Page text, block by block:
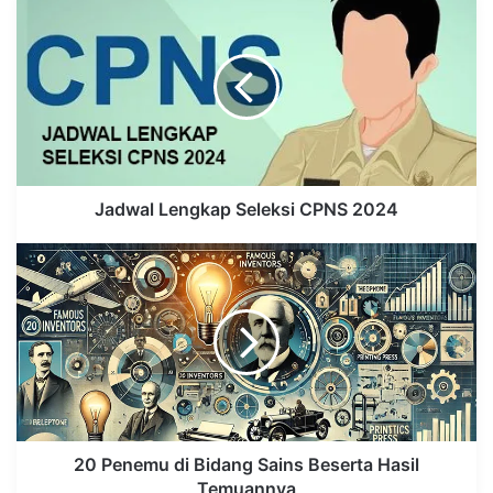
Masa Perjanjian Kerja minimal 1
(satu) tahun dan telah
mendapatkan persetujuan dari
PPK atau Pyb.”
Aba Subagja menyatakan bahwa PPPK yang
memenuhi syarat diberikan kesempatan
untuk melamar CPNS 2024. Selama proses
seleksi berlangsung, PPPK tidak diwajibkan
untuk mengundurkan diri dari posisinya.
Pengunduran diri dari PPPK hanya
diperlukan jika mereka dinyatakan lulus
CPNS 2024. Jika tidak diterima, mereka
tetap bisa melanjutkan pekerjaan sebagai
PPPK.
Jadwal Lengkap Seleksi CPNS 2024
20 Penemu di Bidang Sains Beserta Hasil
Temuannya